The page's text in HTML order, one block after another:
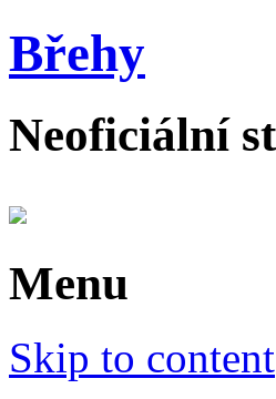
Břehy
Neoficiální
Menu
Skip to content